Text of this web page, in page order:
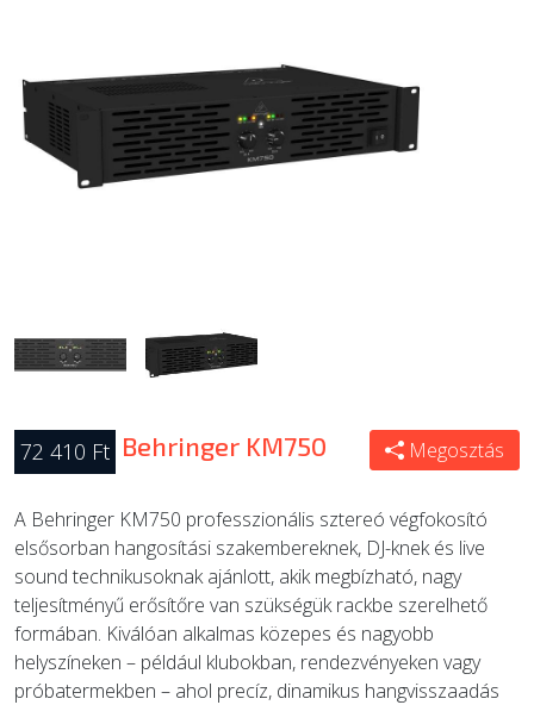
72 410 Ft Behringer KM750 Megosztás
A Behringer KM750 professzionális sztereó végfokosító
elsősorban hangosítási szakembereknek, DJ-knek és live
sound technikusoknak ajánlott, akik megbízható, nagy
teljesítményű erősítőre van szükségük rackbe szerelhető
formában. Kiválóan alkalmas közepes és nagyobb
helyszíneken – például klubokban, rendezvényeken vagy
próbatermekben – ahol precíz, dinamikus hangvisszaadás